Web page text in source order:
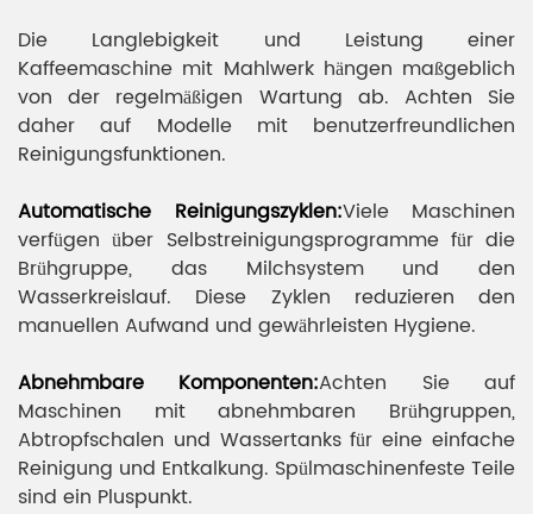
Die Langlebigkeit und Leistung einer
Kaffeemaschine mit Mahlwerk hängen maßgeblich
von der regelmäßigen Wartung ab. Achten Sie
daher auf Modelle mit benutzerfreundlichen
Reinigungsfunktionen.
Automatische Reinigungszyklen:Viele Maschinen
verfügen über Selbstreinigungsprogramme für die
Brühgruppe, das Milchsystem und den
Wasserkreislauf. Diese Zyklen reduzieren den
manuellen Aufwand und gewährleisten Hygiene.
Abnehmbare Komponenten:Achten Sie auf
Maschinen mit abnehmbaren Brühgruppen,
Abtropfschalen und Wassertanks für eine einfache
Reinigung und Entkalkung. Spülmaschinenfeste Teile
sind ein Pluspunkt.